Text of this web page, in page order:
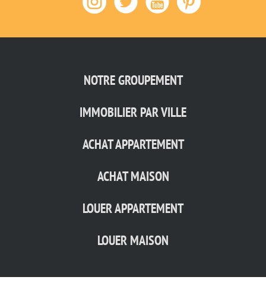
NOTRE GROUPEMENT
IMMOBILIER PAR VILLE
ACHAT APPARTEMENT
ACHAT MAISON
LOUER APPARTEMENT
LOUER MAISON